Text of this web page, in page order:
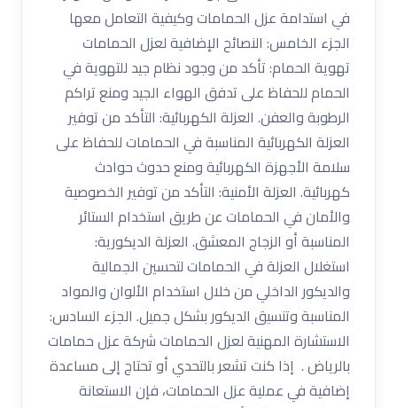
في استدامة عزل الحمامات وكيفية التعامل معها
الجزء الخامس: النصائح الإضافية لعزل الحمامات
تهوية الحمام: تأكد من وجود نظام جيد للتهوية في
الحمام للحفاظ على تدفق الهواء الجيد ومنع تراكم
الرطوبة والعفن. العزلة الكهربائية: التأكد من توفير
العزلة الكهربائية المناسبة في الحمامات للحفاظ على
سلامة الأجهزة الكهربائية ومنع حدوث حوادث
كهربائية. العزلة الأمنية: التأكد من توفير الخصوصية
والأمان في الحمامات عن طريق استخدام الستائر
المناسبة أو الزجاج المعشق. العزلة الديكورية:
استغلال العزلة في الحمامات لتحسين الجمالية
والديكور الداخلي من خلال استخدام الألوان والمواد
المناسبة وتنسيق الديكور بشكل جميل. الجزء السادس:
الاستشارة المهنية لعزل الحمامات شركة عزل حمامات
بالرياض . إذا كنت تشعر بالتحدي أو تحتاج إلى مساعدة
إضافية في عملية عزل الحمامات، فإن الاستعانة